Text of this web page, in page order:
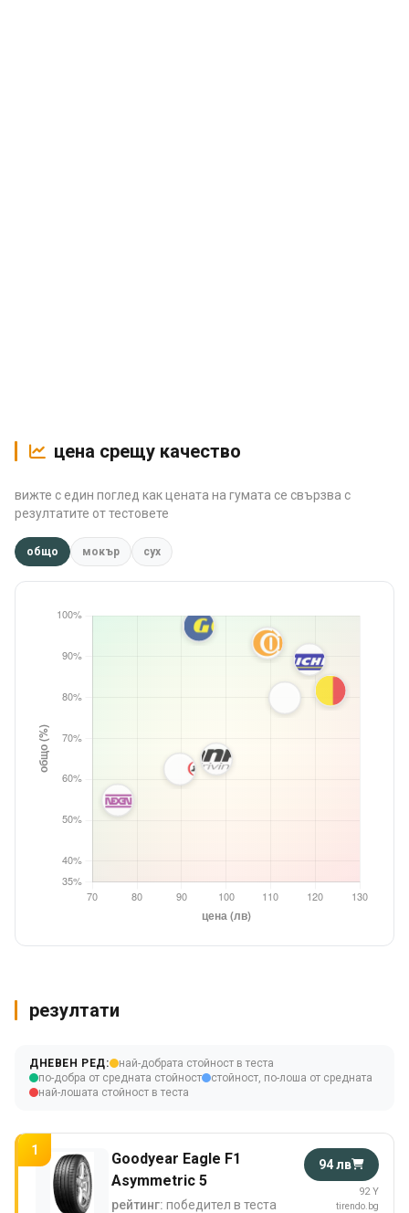
цена срещу качество
вижте с един поглед как цената на гумата се свързва с
резултатите от тестовете
общо мокър сух
резултати
ДНЕВЕН РЕД:
най-добрата стойност в теста
по-добра от средната стойност
стойност, по-лоша от средната
най-лошата стойност в теста
1
Goodyear Eagle F1
Asymmetric 5
рейтинг: победител в теста
94 лв
92 Y
tirendo.bg